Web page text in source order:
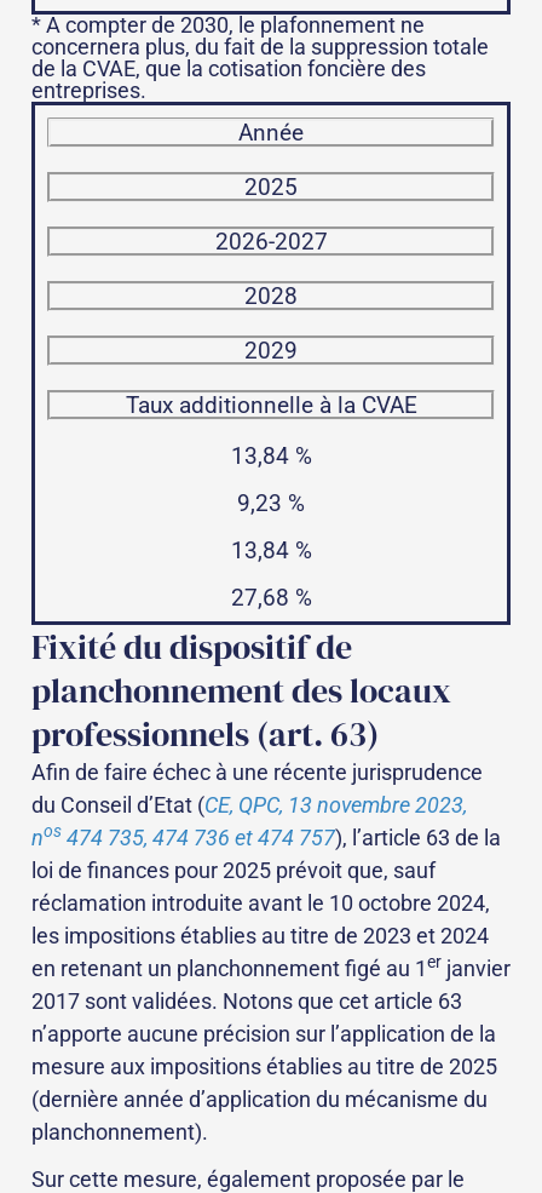
* A compter de 2030, le plafonnement ne
concernera plus, du fait de la suppression totale
de la CVAE, que la cotisation foncière des
entreprises.
Année
2025
2026-2027
2028
2029
Taux additionnelle à la CVAE
13,84 %
9,23 %
13,84 %
27,68 %
Fixité du dispositif de
planchonnement des locaux
professionnels (art. 63)
Afin de faire échec à une récente jurisprudence
du Conseil d’Etat (CE, QPC, 13 novembre 2023,
nos 474 735, 474 736 et 474 757), l’article 63 de la
loi de finances pour 2025 prévoit que, sauf
réclamation introduite avant le 10 octobre 2024,
les impositions établies au titre de 2023 et 2024
en retenant un planchonnement figé au 1er janvier
2017 sont validées. Notons que cet article 63
n’apporte aucune précision sur l’application de la
mesure aux impositions établies au titre de 2025
(dernière année d’application du mécanisme du
planchonnement).
Sur cette mesure, également proposée par le